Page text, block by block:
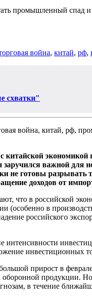
промышленный спад и
война, китай, рф,
схватки"
важной
не готовы
доходов от
что в российской
(особенно в
российского
интенсивности
прирост в
оборонной
в течение